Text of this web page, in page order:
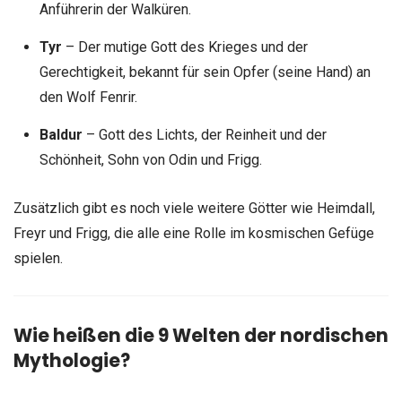
Anführerin der Walküren.
Tyr – Der mutige Gott des Krieges und der
Gerechtigkeit, bekannt für sein Opfer (seine Hand) an
den Wolf Fenrir.
Baldur – Gott des Lichts, der Reinheit und der
Schönheit, Sohn von Odin und Frigg.
Zusätzlich gibt es noch viele weitere Götter wie Heimdall,
Freyr und Frigg, die alle eine Rolle im kosmischen Gefüge
spielen.
Wie heißen die 9 Welten der nordischen
Mythologie?